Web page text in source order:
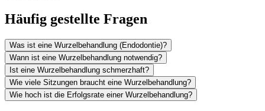
Häufig gestellte Fragen
Was ist eine Wurzelbehandlung (Endodontie)?
Wann ist eine Wurzelbehandlung notwendig?
Ist eine Wurzelbehandlung schmerzhaft?
Wie viele Sitzungen braucht eine Wurzelbehandlung?
Wie hoch ist die Erfolgsrate einer Wurzelbehandlung?